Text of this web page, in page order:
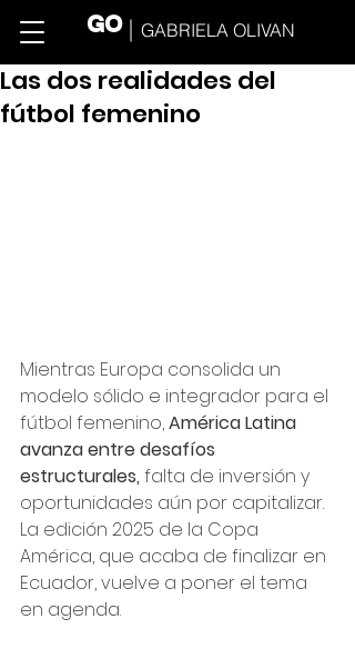
GO GABRIELA OLIVAN
Las dos realidades del
fútbol femenino
Mientras Europa consolida un
modelo sólido e integrador para el
fútbol femenino, América Latina
avanza entre desafíos
estructurales, falta de inversión y
oportunidades aún por capitalizar.
La edición 2025 de la Copa
América, que acaba de finalizar en
Ecuador, vuelve a poner el tema
en agenda.